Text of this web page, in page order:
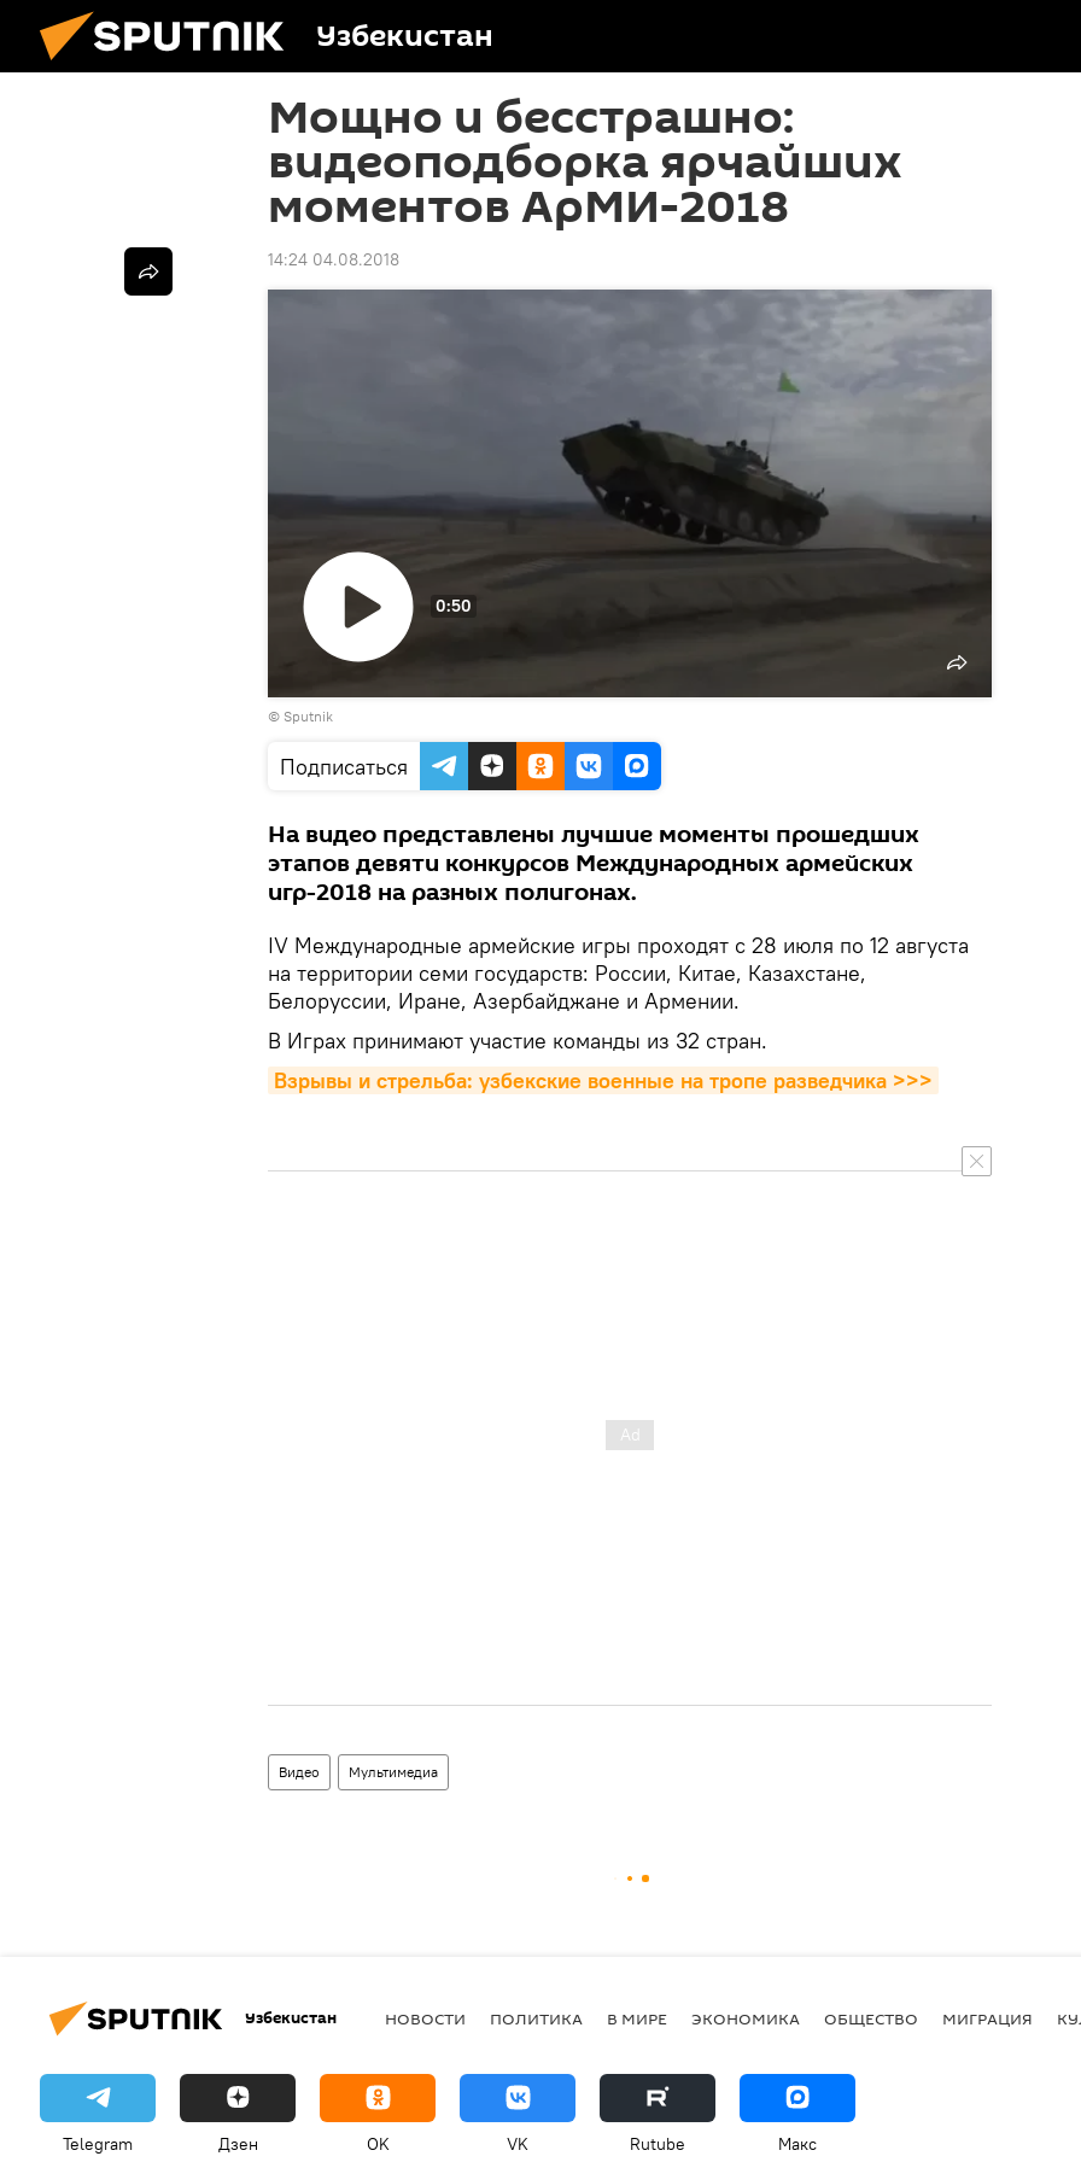
Узбекистан
Мощно и бесстрашно:
видеоподборка ярчайших
моментов АрМИ-2018
14:24 04.08.2018
Воспроизвести
0:50
© Sputnik
Подписаться
На видео представлены лучшие моменты прошедших
этапов девяти конкурсов Международных армейских
игр-2018 на разных полигонах.
IV Международные армейские игры проходят с 28 июля по 12 августа
на территории семи государств: России, Китае, Казахстане,
Белоруссии, Иране, Азербайджане и Армении.
В Играх принимают участие команды из 32 стран.
Взрывы и стрельба: узбекские военные на тропе разведчика >>>
Видео Мультимедиа
Узбекистан НОВОСТИ ПОЛИТИКА В МИРЕ ЭКОНОМИКА ОБЩЕСТВО МИГРАЦИЯ
Telegram Дзен OK VK Rutube Макс